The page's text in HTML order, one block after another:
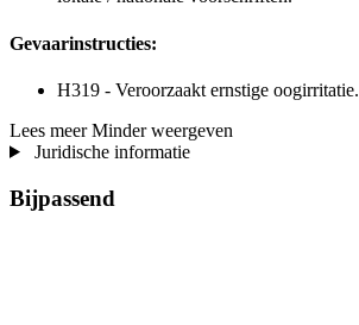
Gevaarinstructies:
H319 - Veroorzaakt ernstige oogirritatie.
Lees meer Minder weergeven
Juridische informatie
Bijpassend